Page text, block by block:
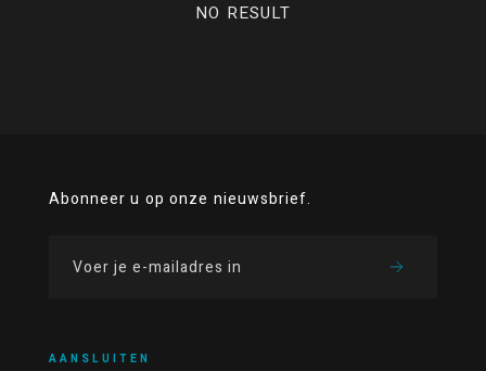
NO RESULT
Abonneer u op onze nieuwsbrief.
AANSLUITEN